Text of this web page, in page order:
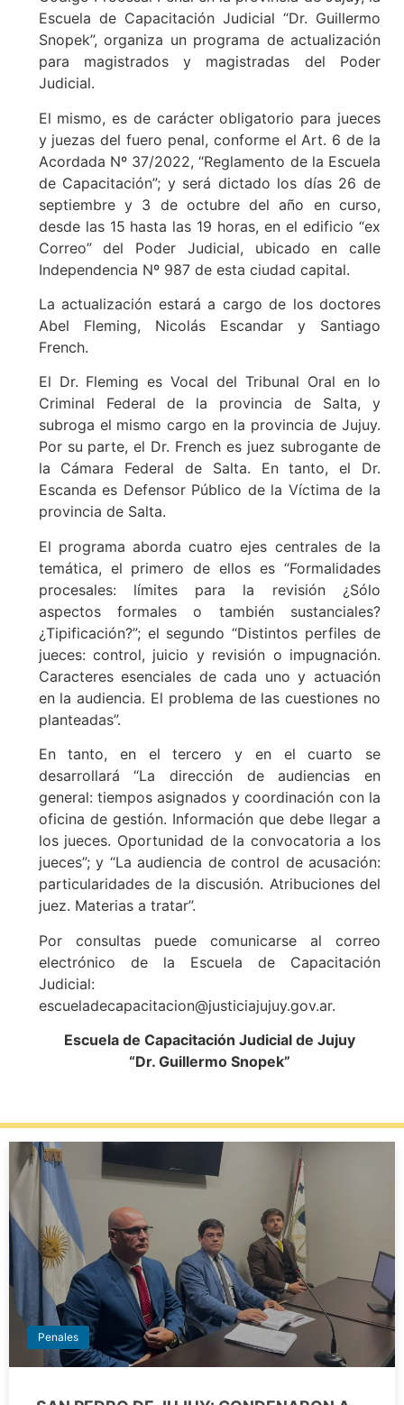
Escuela de Capacitación Judicial “Dr. Guillermo
Snopek”, organiza un programa de actualización
para magistrados y magistradas del Poder
Judicial.
El mismo, es de carácter obligatorio para jueces
y juezas del fuero penal, conforme el Art. 6 de la
Acordada Nº 37/2022, “Reglamento de la Escuela
de Capacitación”; y será dictado los días 26 de
septiembre y 3 de octubre del año en curso,
desde las 15 hasta las 19 horas, en el edificio “ex
Correo” del Poder Judicial, ubicado en calle
Independencia Nº 987 de esta ciudad capital.
La actualización estará a cargo de los doctores
Abel Fleming, Nicolás Escandar y Santiago
French.
El Dr. Fleming es Vocal del Tribunal Oral en lo
Criminal Federal de la provincia de Salta, y
subroga el mismo cargo en la provincia de Jujuy.
Por su parte, el Dr. French es juez subrogante de
la Cámara Federal de Salta. En tanto, el Dr.
Escanda es Defensor Público de la Víctima de la
provincia de Salta.
El programa aborda cuatro ejes centrales de la
temática, el primero de ellos es “Formalidades
procesales: límites para la revisión ¿Sólo
aspectos formales o también sustanciales?
¿Tipificación?”; el segundo “Distintos perfiles de
jueces: control, juicio y revisión o impugnación.
Caracteres esenciales de cada uno y actuación
en la audiencia. El problema de las cuestiones no
planteadas”.
En tanto, en el tercero y en el cuarto se
desarrollará “La dirección de audiencias en
general: tiempos asignados y coordinación con la
oficina de gestión. Información que debe llegar a
los jueces. Oportunidad de la convocatoria a los
jueces”; y “La audiencia de control de acusación:
particularidades de la discusión. Atribuciones del
juez. Materias a tratar”.
Por consultas puede comunicarse al correo
electrónico de la Escuela de Capacitación
Judicial:
escueladecapacitacion@justiciajujuy.gov.ar.
Escuela de Capacitación Judicial de Jujuy
“Dr. Guillermo Snopek”
Penales